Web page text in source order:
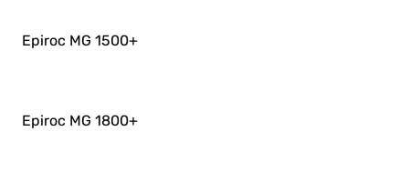
Epiroc MG 1500+
Epiroc MG 1800+